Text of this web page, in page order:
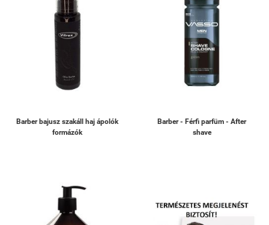
Barber bajusz szakáll haj ápolók
formázók
Barber - Férfi parfüm - After
shave